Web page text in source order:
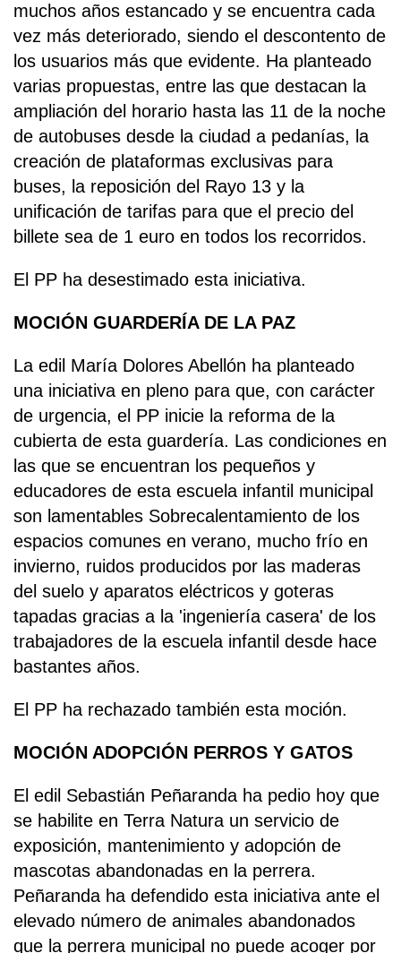
muchos años estancado y se encuentra cada
vez más deteriorado, siendo el descontento de
los usuarios más que evidente. Ha planteado
varias propuestas, entre las que destacan la
ampliación del horario hasta las 11 de la noche
de autobuses desde la ciudad a pedanías, la
creación de plataformas exclusivas para
buses, la reposición del Rayo 13 y la
unificación de tarifas para que el precio del
billete sea de 1 euro en todos los recorridos.
El PP ha desestimado esta iniciativa.
MOCIÓN GUARDERÍA DE LA PAZ
La edil María Dolores Abellón ha planteado
una iniciativa en pleno para que, con carácter
de urgencia, el PP inicie la reforma de la
cubierta de esta guardería. Las condiciones en
las que se encuentran los pequeños y
educadores de esta escuela infantil municipal
son lamentables Sobrecalentamiento de los
espacios comunes en verano, mucho frío en
invierno, ruidos producidos por las maderas
del suelo y aparatos eléctricos y goteras
tapadas gracias a la 'ingeniería casera' de los
trabajadores de la escuela infantil desde hace
bastantes años.
El PP ha rechazado también esta moción.
MOCIÓN ADOPCIÓN PERROS Y GATOS
El edil Sebastián Peñaranda ha pedio hoy que
se habilite en Terra Natura un servicio de
exposición, mantenimiento y adopción de
mascotas abandonadas en la perrera.
Peñaranda ha defendido esta iniciativa ante el
elevado número de animales abandonados
que la perrera municipal no puede acoger por